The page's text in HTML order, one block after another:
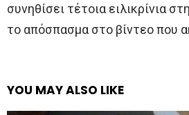
συνηθίσει τέτοια ειλικρίνια
το απόσπασμα στο βίντεο που
YOU MAY ALSO LIKE